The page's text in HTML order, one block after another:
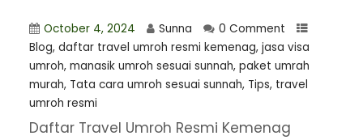
October 4, 2024 Sunna
0 Comment
Blog, daftar travel umroh resmi kemenag, jasa visa
umroh, manasik umroh sesuai sunnah, paket umrah
murah, Tata cara umroh sesuai sunnah, Tips, travel
umroh resmi
Daftar Travel Umroh Resmi Kemenag